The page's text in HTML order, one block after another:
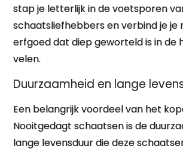
stap je letterlijk in de voetsporen
schaatsliefhebbers en verbind je je
erfgoed dat diep geworteld is in de
velen.
Duurzaamheid en lange
Een belangrijk voordeel van het
Nooitgedagt schaatsen is de
lange levensduur die deze